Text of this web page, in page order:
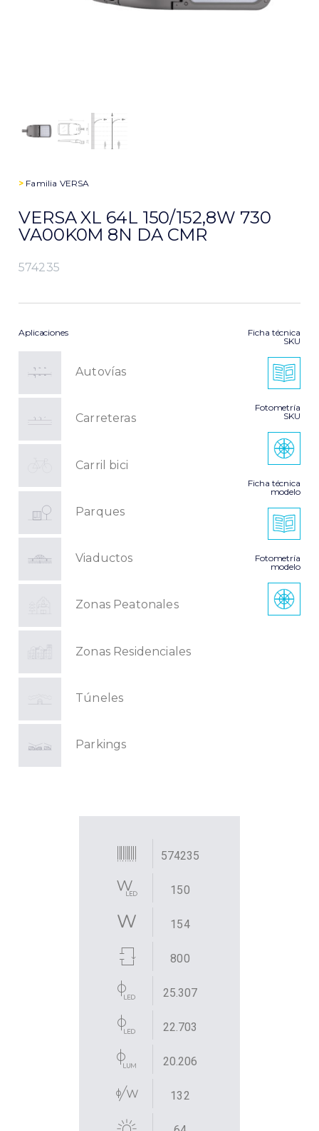
> Familia VERSA
VERSA XL 64L 150/152,8W 730
VA00K0M 8N DA CMR
574235
Aplicaciones
Autovías
Carreteras
Carril bici
Parques
Viaductos
Zonas Peatonales
Zonas Residenciales
Túneles
Parkings
Ficha técnica
SKU
Fotometría
SKU
Ficha técnica
modelo
Fotometría
modelo
574235
150
154
800
25.307
22.703
20.206
132